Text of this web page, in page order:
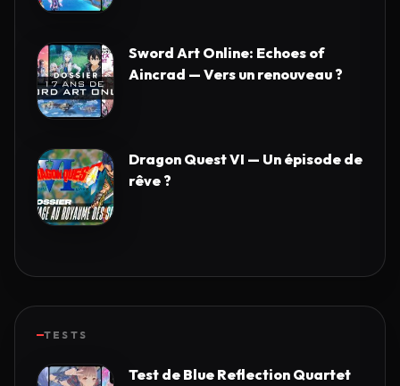
Sword Art Online: Echoes of
Aincrad — Vers un renouveau ?
Dragon Quest VI — Un épisode de
rêve ?
TESTS
Test de Blue Reflection Quartet